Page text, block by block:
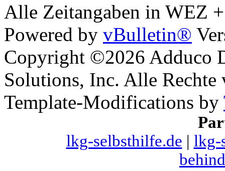
Alle Zeitangaben in WEZ
Powered by vBulletin®
Copyright ©2026 Adduco
Solutions, Inc. Alle Rechte
Template-Modifications by
lkg-selbsthilfe.de | lkg-